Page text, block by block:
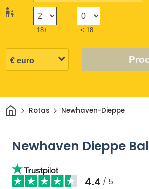
18+ < 18
CasaRotas Newhaven-Dieppe
Newhaven Dieppe
4.4 / 5